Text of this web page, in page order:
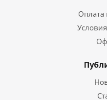
Оплата